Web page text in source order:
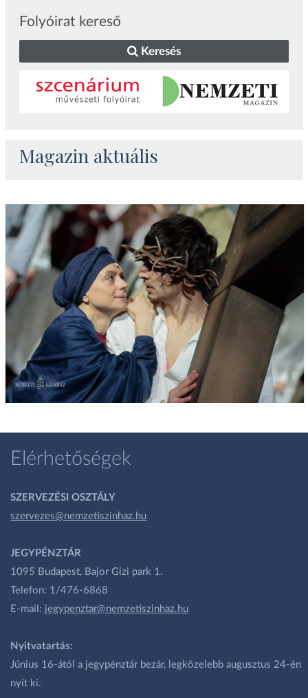
Folyóirat kereső
Keresés
Magazin aktuális
Elérhetőségek
SZERVEZÉSI OSZTÁLY
szervezes@nemzetiszinhaz.hu
JEGYPÉNZTÁR
1095 Budapest, Bajor Gizi park 1.
Telefon: 1/476-6868
E-mail: jegypenztar@nemzetiszinhaz.hu
Nyitvatartás:
Június 16-ától a jegypénztár bezár, legközelebb augusztus 24-én
nyit ki.